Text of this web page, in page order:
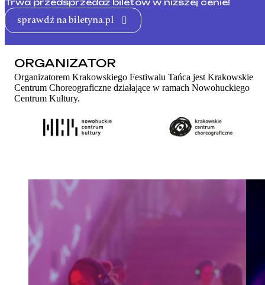
Trwa przedsprzedaż biletów w niższej cenie!
sprawdź na biletyna.pl
ORGANIZATOR
Organizatorem Krakowskiego Festiwalu Tańca jest Krakowskie
Centrum Choreograficzne działające w ramach Nowohuckiego
Centrum Kultury.